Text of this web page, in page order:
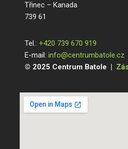
Třinec – Kanada
739 61
Tel.: +420 739 670 919
E-mail: info@centrumbatole.cz
© 2025 Centrum Batole |